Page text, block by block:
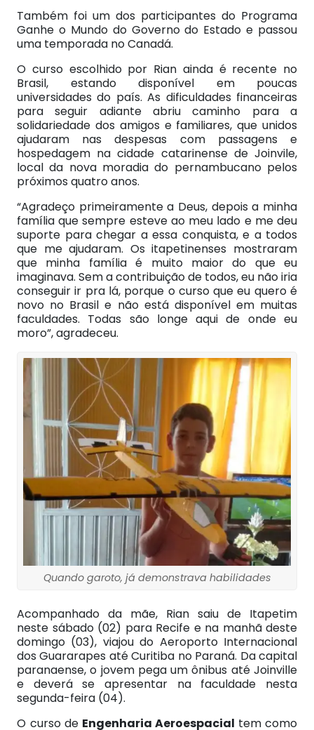
Também foi um dos participantes do Programa
Ganhe o Mundo do Governo do Estado e passou
uma temporada no Canadá.
O curso escolhido por Rian ainda é recente no
Brasil, estando disponível em poucas
universidades do país. As dificuldades financeiras
para seguir adiante abriu caminho para a
solidariedade dos amigos e familiares, que unidos
ajudaram nas despesas com passagens e
hospedagem na cidade catarinense de Joinvile,
local da nova moradia do pernambucano pelos
próximos quatro anos.
“Agradeço primeiramente a Deus, depois a minha
família que sempre esteve ao meu lado e me deu
suporte para chegar a essa conquista, e a todos
que me ajudaram. Os itapetinenses mostraram
que minha família é muito maior do que eu
imaginava. Sem a contribuição de todos, eu não iria
conseguir ir pra lá, porque o curso que eu quero é
novo no Brasil e não está disponível em muitas
faculdades. Todas são longe aqui de onde eu
moro”, agradeceu.
Quando garoto, já demonstrava habilidades
Acompanhado da mãe, Rian saiu de Itapetim
neste sábado (02) para Recife e na manhã deste
domingo (03), viajou do Aeroporto Internacional
dos Guararapes até Curitiba no Paraná. Da capital
paranaense, o jovem pega um ônibus até Joinville
e deverá se apresentar na faculdade nesta
segunda-feira (04).
O curso de Engenharia Aeroespacial tem como